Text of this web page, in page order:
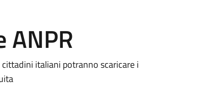
italiani potranno scaricare i